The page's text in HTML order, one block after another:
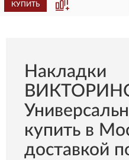
КУПИТЬ
Накладки
купить в
доставкой